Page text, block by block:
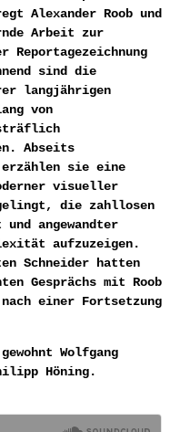
Alexander Roob und
Arbeit zur
Reportagezeichnung
sind die
langjährigen
von
sträflich
Abseits
erzählen sie eine
visueller
die zahllosen
angewandter
aufzuzeigen.
Schneider hatten
Gesprächs mit Roob
einer Fortsetzung
Wolfgang
Höning.